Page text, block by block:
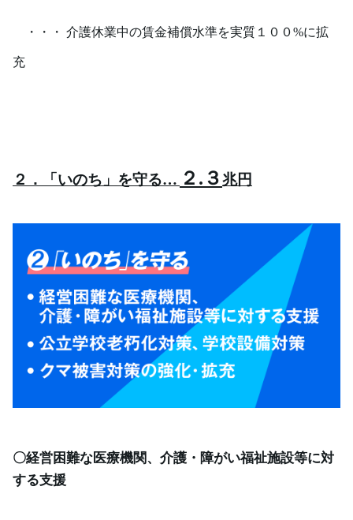
・・・ 介護休業中の賃金補償水準を実質１００%に拡
充
２．「いのち」を守る… ２ . ３兆円
〇経営困難な医療機関、介護・障がい福祉施設等に対
する支援